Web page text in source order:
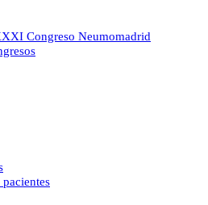
Congreso Neumomadrid